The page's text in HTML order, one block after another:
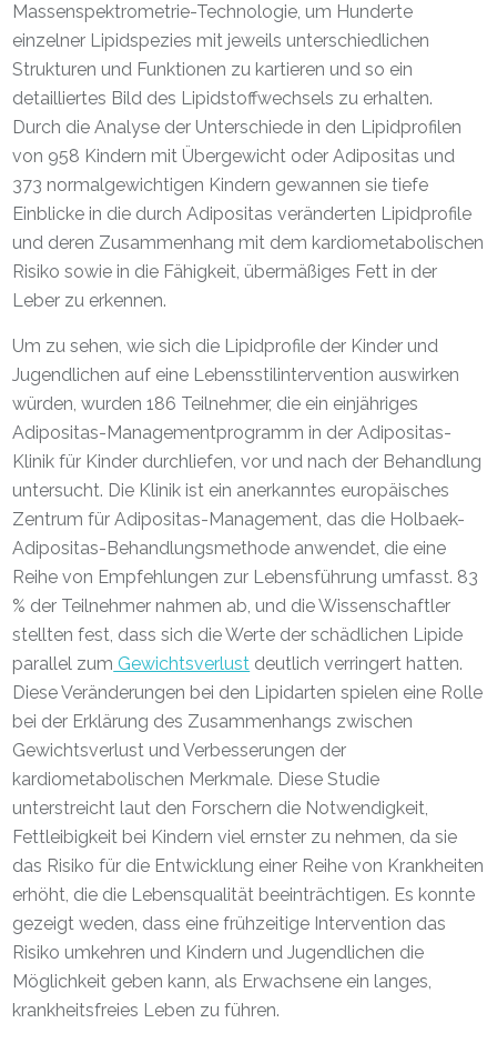
Massenspektrometrie-Technologie, um Hunderte
einzelner Lipidspezies mit jeweils unterschiedlichen
Strukturen und Funktionen zu kartieren und so ein
detailliertes Bild des Lipidstoffwechsels zu erhalten.
Durch die Analyse der Unterschiede in den Lipidprofilen
von 958 Kindern mit Übergewicht oder Adipositas und
373 normalgewichtigen Kindern gewannen sie tiefe
Einblicke in die durch Adipositas veränderten Lipidprofile
und deren Zusammenhang mit dem kardiometabolischen
Risiko sowie in die Fähigkeit, übermäßiges Fett in der
Leber zu erkennen.
Um zu sehen, wie sich die Lipidprofile der Kinder und
Jugendlichen auf eine Lebensstilintervention auswirken
würden, wurden 186 Teilnehmer, die ein einjähriges
Adipositas-Managementprogramm in der Adipositas-
Klinik für Kinder durchliefen, vor und nach der Behandlung
untersucht. Die Klinik ist ein anerkanntes europäisches
Zentrum für Adipositas-Management, das die Holbaek-
Adipositas-Behandlungsmethode anwendet, die eine
Reihe von Empfehlungen zur Lebensführung umfasst. 83
% der Teilnehmer nahmen ab, und die Wissenschaftler
stellten fest, dass sich die Werte der schädlichen Lipide
parallel zum Gewichtsverlust deutlich verringert hatten.
Diese Veränderungen bei den Lipidarten spielen eine Rolle
bei der Erklärung des Zusammenhangs zwischen
Gewichtsverlust und Verbesserungen der
kardiometabolischen Merkmale. Diese Studie
unterstreicht laut den Forschern die Notwendigkeit,
Fettleibigkeit bei Kindern viel ernster zu nehmen, da sie
das Risiko für die Entwicklung einer Reihe von Krankheiten
erhöht, die die Lebensqualität beeinträchtigen. Es konnte
gezeigt weden, dass eine frühzeitige Intervention das
Risiko umkehren und Kindern und Jugendlichen die
Möglichkeit geben kann, als Erwachsene ein langes,
krankheitsfreies Leben zu führen.